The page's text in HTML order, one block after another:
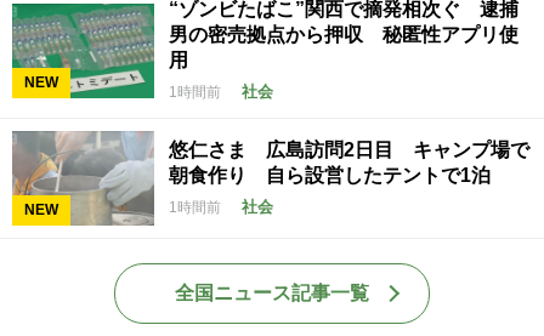
NEW
“ゾンビたばこ”関西で摘発相次ぐ 逮捕
男の密売拠点から押収 秘匿性アプリ使
用
1時間前 社会
NEW
悠仁さま 広島訪問2日目 キャンプ場で
朝食作り 自ら設営したテントで1泊
1時間前 社会
全国ニュース記事一覧